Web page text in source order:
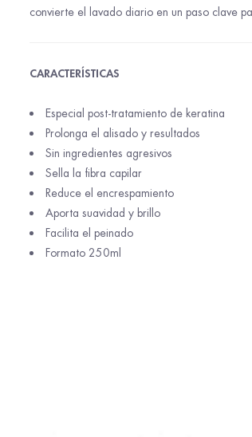
convierte el lavado diario en un paso clave
CARACTERÍSTICAS
Especial post-tratamiento de keratina
Prolonga el alisado y resultados
Sin ingredientes agresivos
Sella la fibra capilar
Reduce el encrespamiento
Aporta suavidad y brillo
Facilita el peinado
Formato 250ml